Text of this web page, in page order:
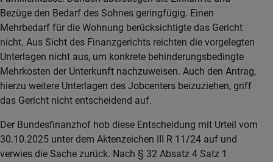
Bezüge den Bedarf des Sohnes geringfügig. Einen
Mehrbedarf für die Wohnung berücksichtigte das Gericht
nicht. Aus Sicht des Finanzgerichts reichten die vorgelegten
Unterlagen nicht aus, um konkrete behinderungsbedingte
Mehrkosten der Unterkunft nachzuweisen. Auch den Antrag,
hierzu weitere Unterlagen des Jobcenters beizuziehen, griff
das Gericht nicht entscheidend auf.
Der Bundesfinanzhof hob diese Entscheidung mit Urteil vom
30.10.2025 unter dem Aktenzeichen III R 11/24 auf und
verwies die Sache zurück. Nach § 32 Absatz 4 Satz 1